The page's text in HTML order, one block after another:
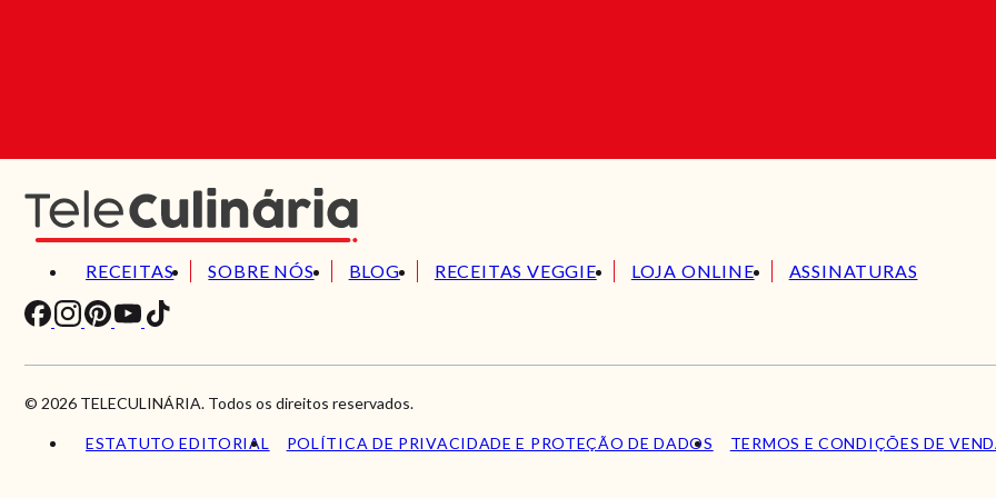
RECEITAS SOBRE NÓS BLOG RECEITAS VEGGIE LOJA ONLINE ASSINATURAS
© 2026 TELECULINÁRIA. Todos os direitos reservados.
ESTATUTO EDITORIAL POLÍTICA DE PRIVACIDADE E PROTEÇÃO DE DADOS TERMOS E CONDIÇÕES DE